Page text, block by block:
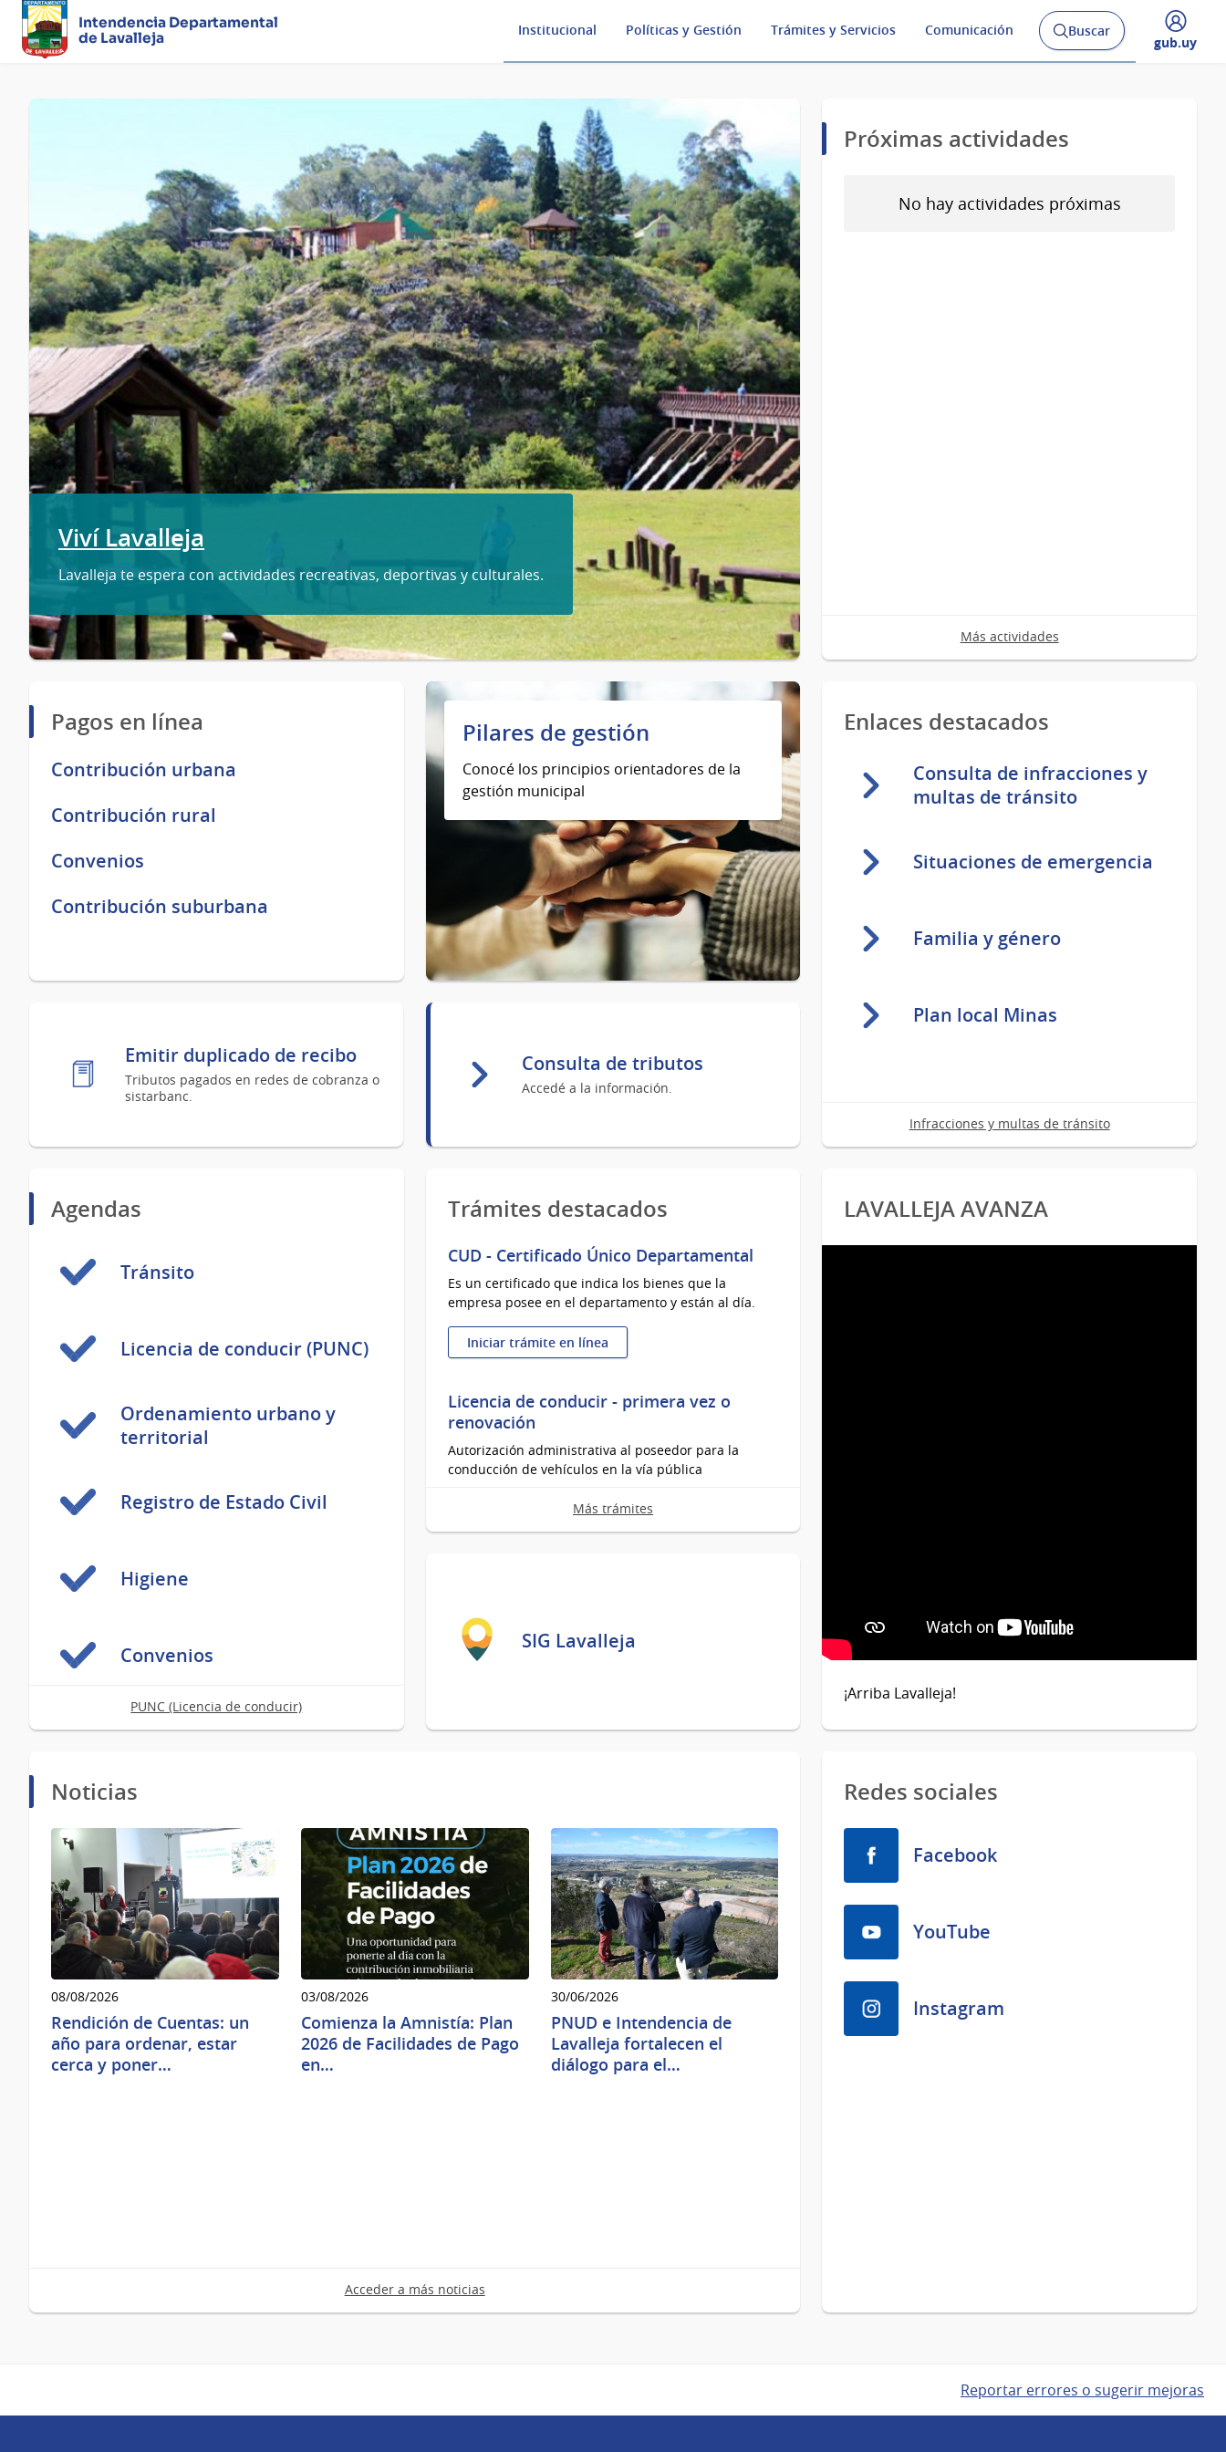
Intendencia Departamental
de Lavalleja
Institucional Políticas y Gestión Trámites y Servicios Comunicación
Abrir
buscador
Buscar
Desplegar
gub.uy
principal
Viví Lavalleja
Lavalleja te espera con actividades recreativas, deportivas y culturales.
Próximas actividades
No hay actividades próximas
Más actividades
Pagos en línea
Contribución urbana
Contribución rural
Convenios
Contribución suburbana
Emitir duplicado de recibo
Tributos pagados en redes de cobranza o
sistarbanc.
Pilares de gestión
Conocé los principios orientadores de la
gestión municipal
Consulta de tributos
Accedé a la información.
Enlaces destacados
Consulta de infracciones y
multas de tránsito
Situaciones de emergencia
Familia y género
Plan local Minas
Infracciones y multas de tránsito
Agendas
Tránsito
Licencia de conducir (PUNC)
Ordenamiento urbano y
territorial
Registro de Estado Civil
Higiene
Convenios
PUNC (Licencia de conducir)
Trámites destacados
CUD - Certificado Único Departamental
Es un certificado que indica los bienes que la
empresa posee en el departamento y están al día.
Iniciar trámite en línea
:
-
Departamental
Licencia de conducir - primera vez o
renovación
Autorización administrativa al poseedor para la
conducción de vehículos en la vía pública
Iniciar trámite en línea
vez
Con agenda previa.
Agenda en línea
contribución
Más trámites
SIG Lavalleja
LAVALLEJA AVANZA
¡Arriba Lavalleja!
Noticias
08/08/2026
Rendición de Cuentas: un
año para ordenar, estar
cerca y poner…
03/08/2026
Comienza la Amnistía: Plan
2026 de Facilidades de Pago
en…
30/06/2026
PNUD e Intendencia de
Lavalleja fortalecen el
diálogo para el…
Acceder a más noticias
Redes sociales
Facebook
YouTube
Instagram
Reportar errores o sugerir mejoras